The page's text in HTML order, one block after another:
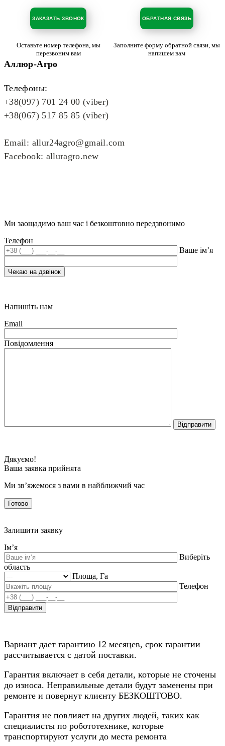
ЗАКАЗАТЬ ЗВОНОК
Оставьте номер телефона, мы
перезвоним вам
ОБРАТНАЯ СВЯЗЬ
Заполните форму обратной связи, мы
напишем вам
Аллюр-Агро
Телефоны:
+38(097) 701 24 00 (viber)
+38(067) 517 85 85 (viber)
Email: allur24agro@gmail.com
Facebook: alluragro.new
Ми заощадимо ваш час і безкоштовно передзвонимо
Телефон
Ваше ім’я
Напишіть нам
Email
Повідомлення
Дякуємо!
Ваша заявка прийнята
Ми зв’яжемося з вами в найближчий час
Готово
Залишити заявку
Ім’я
Виберіть
область
Площа, Га
Телефон
Вариант дает гарантию 12 месяцев, срок гарантии
рассчитывается с датой поставки.
Гарантия включает в себя детали, которые не сточены
до износа. Неправильные детали будут заменены при
ремонте и повернут клиєнту БЕЗКОШТОВО.
Гарантия не повлияет на других людей, таких как
специалисты по робототехнике, которые
транспортируют услуги до места ремонта